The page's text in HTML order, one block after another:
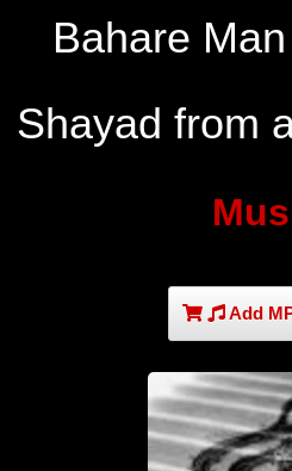
Bahare
Shayad from
Add